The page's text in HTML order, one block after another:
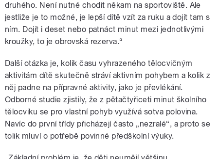
druhého. Není nutné chodit někam na sportoviště. Ale
jestliže je to možné, je lepší dítě vzít za ruku a dojít tam s
ním. Dojít i deset nebo patnáct minut mezi jednotlivými
kroužky, to je obrovská rezerva.“
Další otázka je, kolik času vyhrazeného tělocvičným
aktivitám dítě skutečně stráví aktivním pohybem a kolik z
něj padne na přípravné aktivity, jako je převlékání.
Odborné studie zjistily, že z pětačtyřiceti minut školního
tělocviku se pro vlastní pohyb využívá sotva polovina.
Navíc do první třídy přicházejí často „nezralé“, a proto se
tolik mluví o potřebě povinné předškolní výuky.